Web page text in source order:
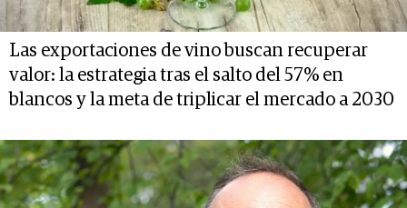
Las exportaciones de vino buscan recuperar
valor: la estrategia tras el salto del 57% en
blancos y la meta de triplicar el mercado a 2030